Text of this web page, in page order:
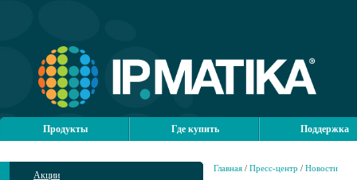
Продукты Где купить Поддержка
Акции
Главная / Пресс-центр / Новости